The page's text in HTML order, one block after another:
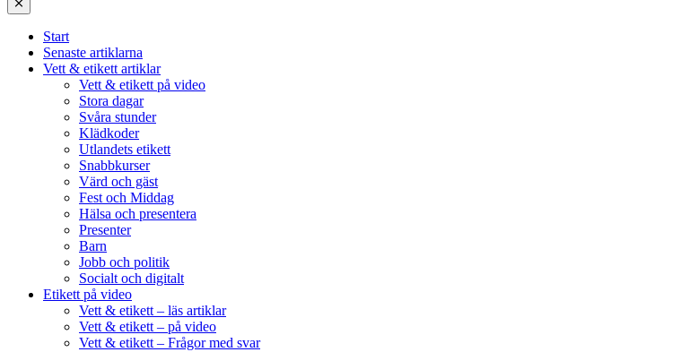
Start
Senaste artiklarna
Vett & etikett artiklar
Vett & etikett på video
Stora dagar
Svåra stunder
Klädkoder
Utlandets etikett
Snabbkurser
Värd och gäst
Fest och Middag
Hälsa och presentera
Presenter
Barn
Jobb och politik
Socialt och digitalt
Etikett på video
Vett & etikett – läs artiklar
Vett & etikett – på video
Vett & etikett – Frågor med svar